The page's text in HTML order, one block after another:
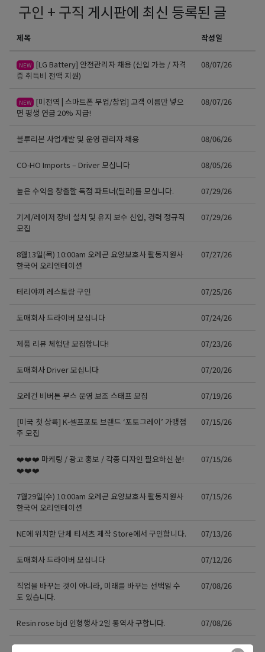
구인 + 구직 게시판에 최신 등록된 글
제목 작성일
NEW
[LG Battery] 안전관리자 채용 (신입 가능 / 자격
증 취득비 전액 지원)
08/07/26
NEW
[미전역 | 스마트폰 부업/창업] 고객 이름만 넣으
면 평생 연금 20% 지급!
08/07/26
블루리본 사업개발 및 운영 관리자 채용 08/06/26
CO-HO Imports – Driver 모십니다 08/05/26
높은 수익을 창출할 독점 파트너(딜러)를 모십니다. 07/29/26
기계/레이저 장비 설치 및 유지 보수 신입, 경력 정규직
모집
07/29/26
8월13일(목) 10:00am 오레곤 요양보호사 활동지원사
한국어 오리엔테이션
07/27/26
테리야끼 레스토랑 구인 07/25/26
도매회사 드라이버 모십니다 07/24/26
제품 리뷰 체험단 모집합니다! 07/23/26
도매회사 Driver 모십니다 07/20/26
오레건 비버튼 부스 운영 보조 스태프 모집 07/19/26
[미국 첫 상륙] K-셀프포토 브랜드 ‘포토그레이’ 가맹점
주 모집
07/15/26
❤️❤️❤️ 마케팅 / 광고 홍보 / 각종 디자인 필요하신 분!
❤️❤️❤️
07/15/26
7월29일(수) 10:00am 오레곤 요양보호사 활동지원사
한국어 오리엔테이션
07/15/26
NE에 위치한 단체 티셔츠 제작 Store에서 구인합니다. 07/13/26
도매회사 드라이버 모십니다 07/12/26
직업을 바꾸는 것이 아니라, 미래를 바꾸는 선택일 수
도 있습니다.
07/08/26
Resin rose bjd 인형행사 2일 통역사 구합니다. 07/08/26
새로운 포차 서버구함 / Server needed for Korean 07/06/26